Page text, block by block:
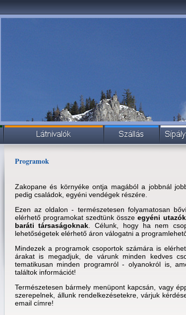
Programok
Zakopane és környéke ontja magából a jobbnál
pedig családok, egyéni vendégek részére.
Ezen az oldalon - természetesen folyamatosan
elérhető programokat szedtünk összeegyéni
baráti társaságoknak . Célunk, hogy ha nem
lehetőségetek elérhető áron válogatni a
Mindezek a programok csoportok számára is
árakat is megadjuk, de várunk minden kedves
tematikusan minden programról - olyanokról is,
találtok információt!
Természetesen bármely menüpont kapcsán, vagy
szerepelnek, állunk rendelkezésetekre, várjuk
email címre!